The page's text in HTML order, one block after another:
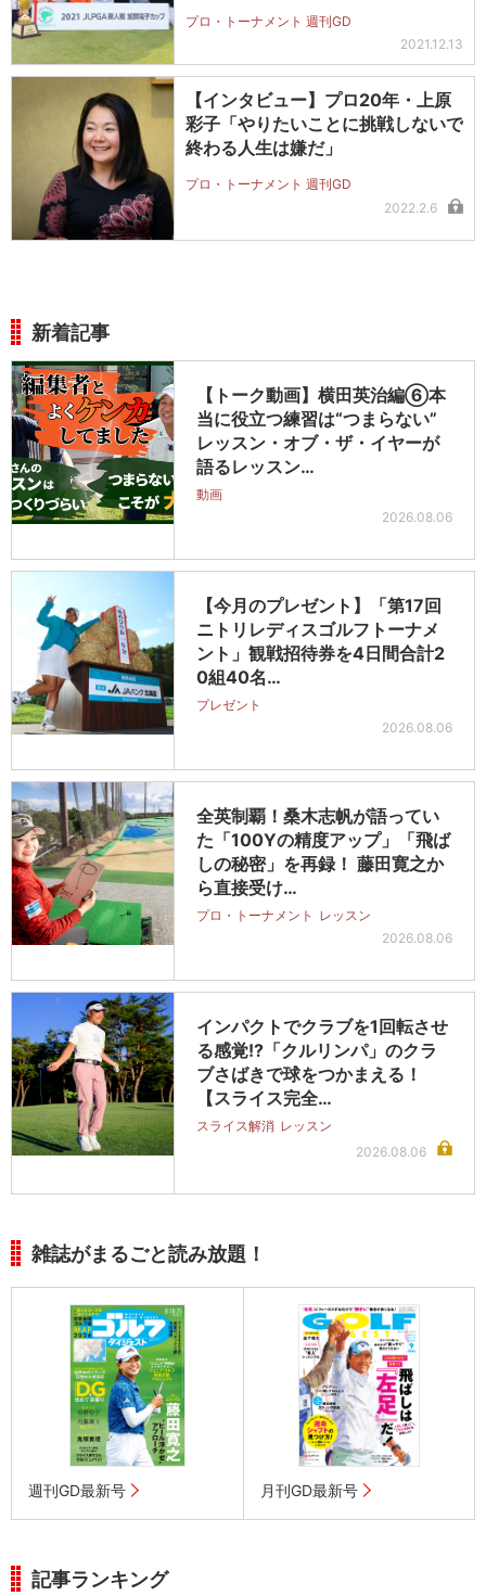
プロ・トーナメント 週刊GD
2021.12.13
【インタビュー】プロ20年・上原
彩子「やりたいことに挑戦しないで
終わる人生は嫌だ」
プロ・トーナメント 週刊GD
2022.2.6
新着記事
【トーク動画】横田英治編⑥本
当に役立つ練習は“つまらない”
レッスン・オブ・ザ・イヤーが
語るレッスン…
動画
2026.08.06
【今月のプレゼント】「第17回
ニトリレディスゴルフトーナメ
ント」観戦招待券を4日間合計2
0組40名…
プレゼント
2026.08.06
全英制覇！桑木志帆が語ってい
た「100Yの精度アップ」「飛ば
しの秘密」を再録！ 藤田寛之か
ら直接受け…
プロ・トーナメント レッスン
2026.08.06
インパクトでクラブを1回転させ
る感覚!?「クルリンパ」のクラ
ブさばきで球をつかまえる！
【スライス完全…
スライス解消 レッスン
2026.08.06
雑誌がまるごと読み放題！
週刊GD最新号 月刊GD最新号
記事ランキング